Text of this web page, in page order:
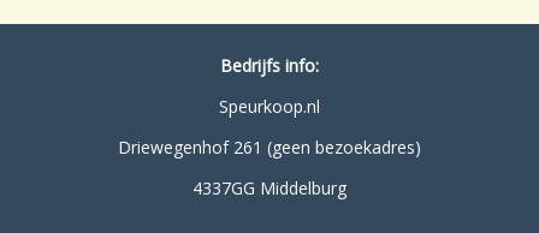
Bedrijfs info:
Speurkoop.nl
Driewegenhof 261 (geen bezoekadres)
4337GG Middelburg